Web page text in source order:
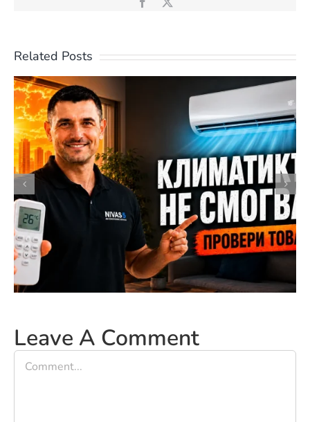
Related Posts
Как да използваме климатика
през лятото
Leave A Comment
Comment